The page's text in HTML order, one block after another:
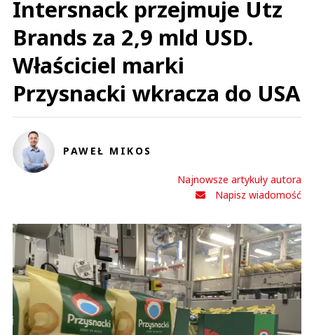
nicki_nicks
0
Hahaa upss
This comment was minimized by the moderator on the site
Hahaa upss
Odpowiedz
0
0
Nie znaleziono komentarzy
Zostaw swoje komentarze
Imię (Wymagane)
Intersnack przejmuje Utz
Brands za 2,9 mld USD.
Właściciel marki
Przysnacki wkracza do USA
PAWEŁ MIKOS
Najnowsze artykuły autora
Napisz wiadomość